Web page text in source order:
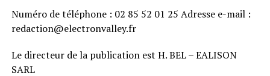
Numéro de téléphone : 02 85 52 01 25 Adresse e-mail :
redaction@electronvalley.fr
Le directeur de la publication est H. BEL – EALISON
SARL